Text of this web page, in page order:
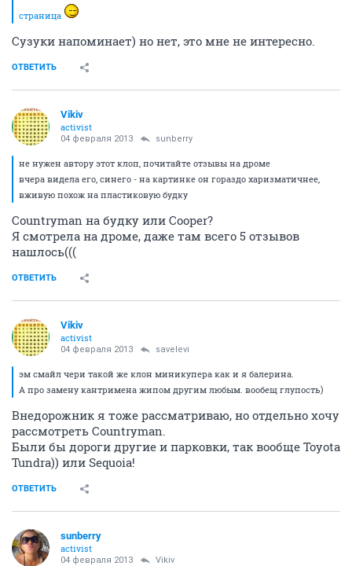
страница
Сузуки напоминает) но нет, это мне не интересно.
ОТВЕТИТЬ
Vikiv
activist
04 февраля 2013 sunberry
не нужен автору этот клоп, почитайте отзывы на дроме
вчера видела его, синего - на картинке он гораздо харизматичнее,
вживую похож на пластиковую будку
Countryman на будку или Cooper?
Я смотрела на дроме, даже там всего 5 отзывов
нашлось(((
ОТВЕТИТЬ
Vikiv
activist
04 февраля 2013 savelevi
эм смайл чери такой же клон миникупера как и я балерина.
А про замену кантримена жипом другим любым. вообещ глупость)
Внедорожник я тоже рассматриваю, но отдельно хочу
рассмотреть Countryman.
Были бы дороги другие и парковки, так вообще Toyota
Tundra)) или Sequoia!
ОТВЕТИТЬ
sunberry
activist
04 февраля 2013 Vikiv